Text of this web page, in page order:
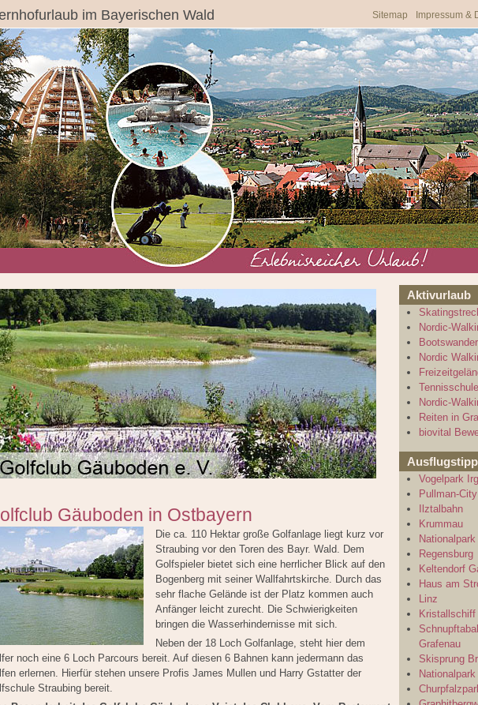
im Bayerischen Wald Impressum &
Sitemap
Gäuboden in Ostbayern
Die ca. 110 Hektar große Golfanlage liegt kurz vor
Straubing vor den Toren des Bayr. Wald. Dem
Golfspieler bietet sich eine herrlicher Blick auf den
Bogenberg mit seiner Wallfahrtskirche. Durch das
sehr flache Gelände ist der Platz kommen auch
Anfänger leicht zurecht. Die Schwierigkeiten
bringen die Wasserhindernisse mit sich.
Neben der 18 Loch Golfanlage, steht hier dem
noch eine 6 Loch Parcours bereit. Auf diesen 6 Bahnen kann jedermann das
erlernen. Hierfür stehen unsere Profis James Mullen und Harry Gstatter der
Straubing bereit.
Aktivurlaub
Nordic-
Nordic
Nordic-
Reiten in
biovital
Vogelpark
Pullman-City
Ilztalbahn
Krummau
Regensburg
Keltendorf
Haus am
Linz
Grafenau
Skisprung